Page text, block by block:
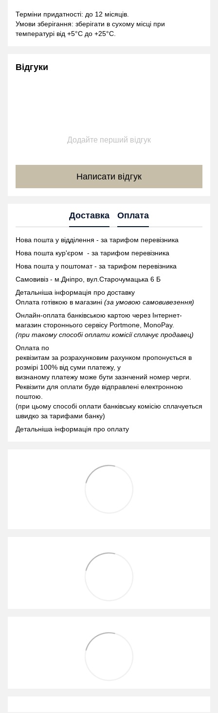
Терміни придатності: до 12 місяців.
Умови зберігання: зберігати в сухому місці при
температурі від +5°C до +25°C.
Відгуки
Додайте перший відгук
Написати відгук
Доставка Оплата
Нова пошта у відділення - за тарифом перевізника
Нова пошта кур'єром - за тарифом перевізника
Нова пошта у поштомат - за тарифом перевізника
Самовивіз - м.Дніпро, вул.Старочумацька 6 Б
Детальніша інформація про доставку
Оплата готівкою в магазині (за умовою самовивезення)
Онлайн-оплата банківською картою через Інтернет-
магазин стороннього сервісу Portmone, MonoPay.
(при такому способі оплати комісії сплачує продавец)
Оплата по
реквізитам за розрахунковим рахунком пропонується в
розмірі 100% від суми платежу, у
визнаному платежу може бути зазнчений номер черги.
Реквізити для оплати буде відправлені електронною
поштою.
(при цьому способі оплати банківську комісію сплачуеться
швидко за тарифами банку)
Детальніша інформація про оплату